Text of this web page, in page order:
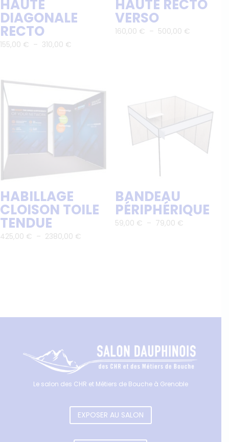
HAUTE
DIAGONALE
RECTO
155,00 € – 310,00 €
310,00 €
HAUTE RECTO
VERSO
160,00 € – 500,00 €
HABILLAGE
CLOISON TOILE
TENDUE
425,00 € – 2380,00 €
BANDEAU
PÉRIPHÉRIQUE
59,00 € – 79,00 €
Le salon des CHR et Métiers de Bouche à Grenoble
EXPOSER AU SALON